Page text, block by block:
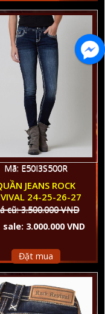
Mã: E50I3S500R
JEANS ROCK
24-25-26-27
cũ: 3.500.000 VND
sale: 3.000.000 VND
Đặt mua